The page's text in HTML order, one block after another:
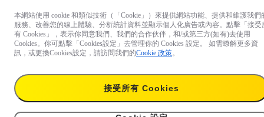
本網站使用 cookie 和類似技術（「Cookie」）來提供網站功能、提供和維護我們
服務、改善您的線上體驗、分析統計資料並顯示個人化廣告或內容。點擊「接受
有 Cookies」，表示你同意我們、我們的合作伙伴，和/或第三方(如有)去使用
Cookies。你可點擊「Cookies設定」去管理你的 Cookies 設定。 如需瞭解更多資
訊，或更換Cookies設定，請訪問我們的Cookie 政策。
接受所有 Cookies